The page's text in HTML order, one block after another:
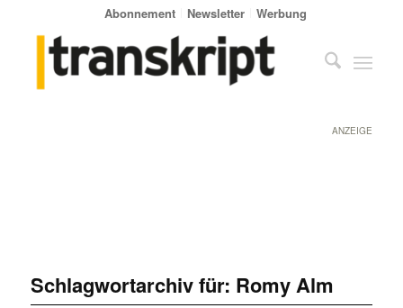
Abonnement Newsletter Werbung
ANZEIGE
Schlagwortarchiv für: Romy Alm